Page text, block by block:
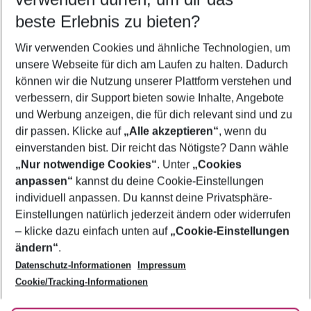
5-8 Nächte
2 Erwachsene Keine Kinder
Mehr Filter anzeigen
Footer
Footer navigation
Über uns
AGB
Bestpreisgarantie
Cookie-Einstellungen ändern
Cookie-Richtlinie
Agenturbetreuung
Barrierefreies Reisen
Folge uns
beste Erlebnis zu bieten?
Wir verwenden Cookies und ähnliche Technologien, um
unsere Webseite für dich am Laufen zu halten. Dadurch
können wir die Nutzung unserer Plattform verstehen und
verbessern, dir Support bieten sowie Inhalte, Angebote
und Werbung anzeigen, die für dich relevant sind und zu
dir passen. Klicke auf „Alle akzeptieren“, wenn du
einverstanden bist. Dir reicht das Nötigste? Dann wähle
„Nur notwendige Cookies“. Unter „Cookies
anpassen“ kannst du deine Cookie-Einstellungen
individuell anpassen. Du kannst deine Privatsphäre-
Einstellungen natürlich jederzeit ändern oder widerrufen
– klicke dazu einfach unten auf „Cookie-Einstellungen
ändern“.
Datenschutz-Informationen
Impressum
Cookie/Tracking-Informationen